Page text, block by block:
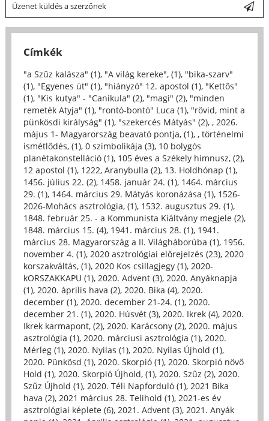
Üzenet küldés a szerzőnek
Címkék
"a Szűz kalásza" (1), "A világ kereke", (1), "bika-szarv"
(1), "Egyenes út" (1), "hiányzó" 12. apostol (1), "Kettős"
(1), "Kis kutya" - "Canikula" (2), "magi" (2), "minden
remeték Atyja" (1), "rontó-bontó" Luca (1), "rövid, mint a
pünkösdi királyság" (1), "szekercés Mátyás" (2), , 2026.
május 1- Magyarország beavató pontja, (1), , történelmi
ismétlődés, (1), 0 szimbolikája (3), 10 bolygós
planétakonstelláció (1), 105 éves a Székely himnusz, (2),
12 apostol (1), 1222, Aranybulla (2), 13. Holdhónap (1),
1456. július 22. (2), 1458. január 24. (1), 1464. március
29. (1), 1464. március 29. Mátyás koronázása (1), 1526-
2026-Mohács asztrológia, (1), 1532. augusztus 29. (1),
1848. február 25. - a Kommunista Kiáltvány megjele (2),
1848. március 15. (4), 1941. március 28. (1), 1941.
március 28. Magyarország a II. Világháborúba (1), 1956.
november 4. (1), 2020 asztrológiai előrejelzés (23), 2020
korszakváltás, (1), 2020 Kos csillagjegy (1), 2020-
kORSZAKKAPU (1), 2020. Advent (3), 2020. Anyáknapja
(1), 2020. április hava (2), 2020. Bika (4), 2020.
december (1), 2020. december 21-24. (1), 2020.
december 21. (1), 2020. Húsvét (3), 2020. Ikrek (4), 2020.
Ikrek karmapont, (2), 2020. Karácsony (2), 2020. május
asztrológia (1), 2020. márciusi asztrológia (1), 2020.
Mérleg (1), 2020. Nyilas (1), 2020. Nyilas Újhold (1),
2020. Pünkösd (1), 2020. Skorpió (1), 2020. Skorpió növő
Hold (1), 2020. Skorpió Újhold, (1), 2020. Szűz (2), 2020.
Szűz Újhold (1), 2020. Téli Napforduló (1), 2021 Bika
hava (2), 2021 március 28. Telihold (1), 2021-es év
asztrológiai képlete (6), 2021. Advent (3), 2021. Anyák